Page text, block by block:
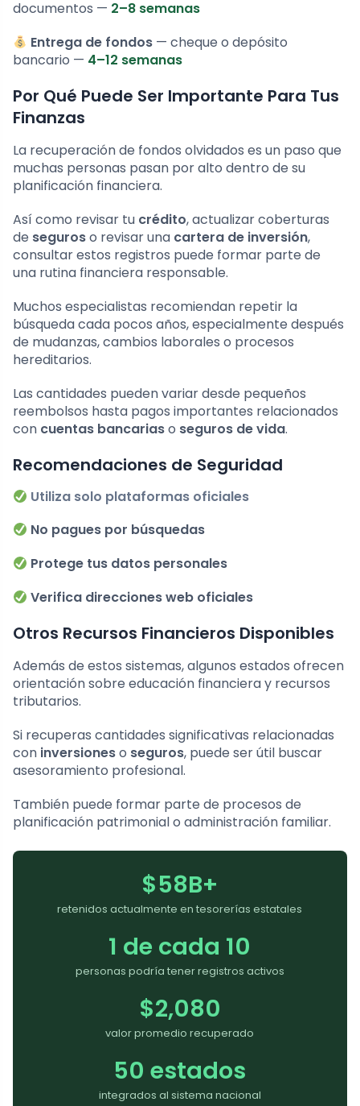
documentos — 2–8 semanas
Entrega de fondos — cheque o depósito
bancario — 4–12 semanas
Por Qué Puede Ser Importante Para Tus
Finanzas
La recuperación de fondos olvidados es un paso que
muchas personas pasan por alto dentro de su
planificación financiera.
Así como revisar tu crédito, actualizar coberturas
de seguroso revisar una cartera de inversión,
consultar estos registros puede formar parte de
una rutina financiera responsable.
Muchos especialistas recomiendan repetir la
búsqueda cada pocos años, especialmente después
de mudanzas, cambios laborales o procesos
hereditarios.
Las cantidades pueden variar desde pequeños
reembolsos hasta pagos importantes relacionados
con cuentas bancariaso seguros de vida.
Recomendaciones de Seguridad
Utiliza solo plataformas oficiales
No pagues por búsquedas
Protege tus datos personales
Verifica direcciones web oficiales
Otros Recursos Financieros Disponibles
Además de estos sistemas, algunos estados ofrecen
orientación sobre educación financiera y recursos
tributarios.
Si recuperas cantidades significativas relacionadas
con inversioneso seguros, puede ser útil buscar
asesoramiento profesional.
También puede formar parte de procesos de
planificación patrimonial o administración familiar.
$58B+
retenidos actualmente en tesorerías estatales
1 de cada 10
personas podría tener registros activos
$2,080
valor promedio recuperado
50 estados
integrados al sistema nacional